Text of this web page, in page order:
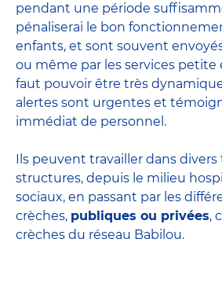
pendant une période
pénaliserai le bon
enfants, et sont souvent
ou même par les services petite
faut pouvoir être très
alertes sont urgentes et
immédiat de personnel.
Ils peuvent travailler dans divers
structures, depuis le milieu
sociaux, en passant par les
crèches, publiques ou privées,
crèches du réseau Babilou.